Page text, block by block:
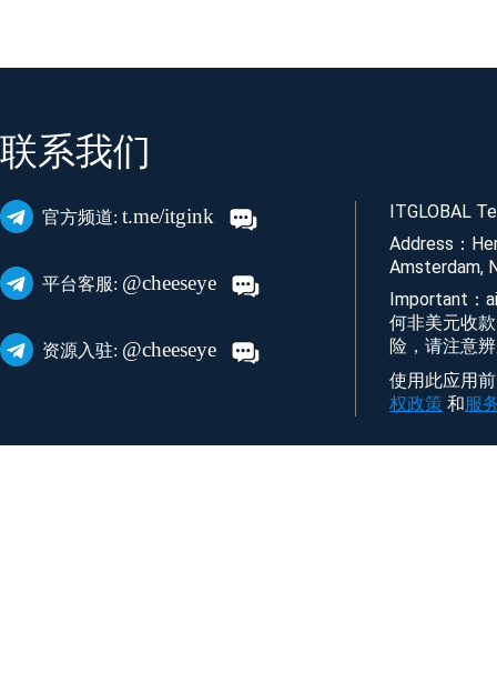
联系我们
官方频道: t.me/itgink
平台客服: @cheeseye
资源入驻: @cheeseye
ITGLOBAL
Address：
Amsterdam,
Important：
何非美元收
险，请注意
使用此应用
权政策 和服